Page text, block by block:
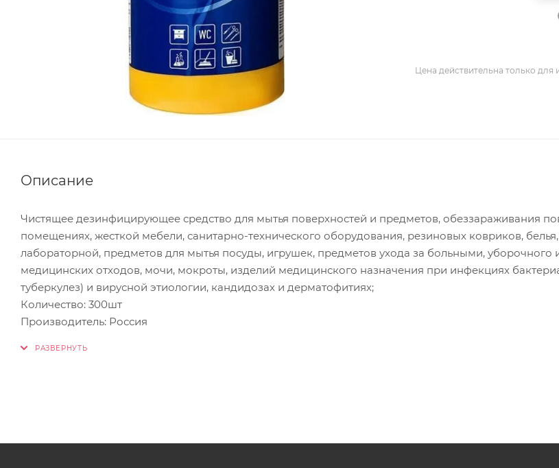
Цена действительна только для
Описание
Чистящее дезинфицирующее средство для мытья поверхностей и предметов, обеззараживания
помещениях, жесткой мебели, санитарно-технического оборудования, резиновых ковриков,
лабораторной, предметов для мытья посуды, игрушек, предметов ухода за больными, уборочного
медицинских отходов, мочи, мокроты, изделий медицинского назначения при инфекциях
туберкулез) и вирусной этиологии, кандидозах и дерматофитиях;
Количество: 300шт
Производитель: Россия